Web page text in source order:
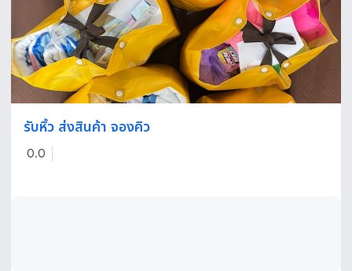
รับหิ้ว ส่งสินค้า จองคิว
0.0